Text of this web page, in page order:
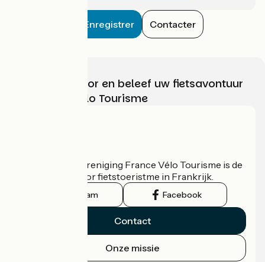
Enregistrer Contacter
Kies, bereid voor en beleef uw fietsavontuur
met France Vélo Tourisme
De nationale vereniging France Vélo Tourisme is de
officiële gids voor fietstoeristme in Frankrijk.
Instagram Facebook
Contact
Onze missie